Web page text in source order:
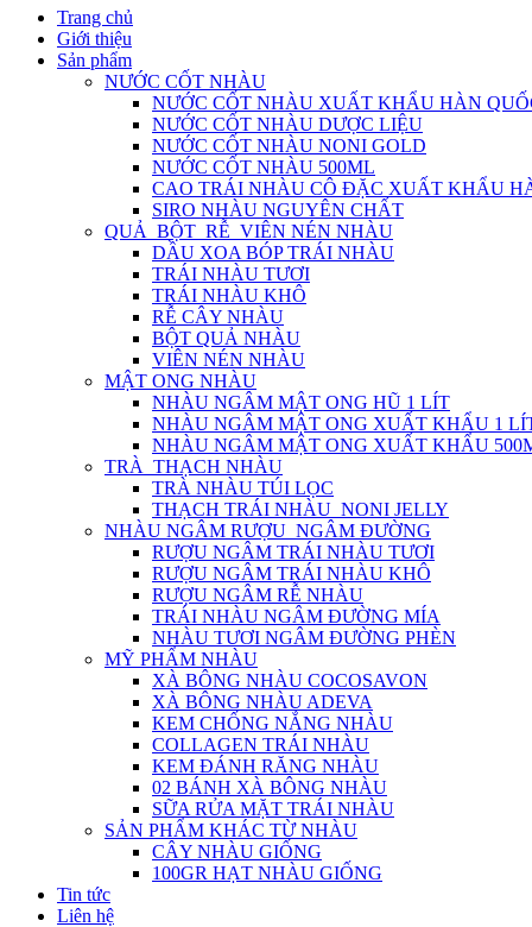
Trang chủ
Giới thiệu
Sản phẩm
NƯỚC CỐT NHÀU
NƯỚC CỐT NHÀU XUẤT KHẨU HÀN
NƯỚC CỐT NHÀU DƯỢC LIỆU
NƯỚC CỐT NHÀU NONI GOLD
NƯỚC CỐT NHÀU 500ML
CAO TRÁI NHÀU CÔ ĐẶC XUẤT KHẨU
SIRO NHÀU NGUYÊN CHẤT
QUẢ_BỘT_RỄ_VIÊN NÉN NHÀU
DẦU XOA BÓP TRÁI NHÀU
TRÁI NHÀU TƯƠI
TRÁI NHÀU KHÔ
RỄ CÂY NHÀU
BỘT QUẢ NHÀU
VIÊN NÉN NHÀU
MẬT ONG NHÀU
NHÀU NGÂM MẬT ONG HŨ 1 LÍT
NHÀU NGÂM MẬT ONG XUẤT KHẨU 1
NHÀU NGÂM MẬT ONG XUẤT KHẨU
TRÀ_THẠCH NHÀU
TRÀ NHÀU TÚI LỌC
THẠCH TRÁI NHÀU_NONI JELLY
NHÀU NGÂM RƯỢU_NGÂM ĐƯỜNG
RƯỢU NGÂM TRÁI NHÀU TƯƠI
RƯỢU NGÂM TRÁI NHÀU KHÔ
RƯỢU NGÂM RỄ NHÀU
TRÁI NHÀU NGÂM ĐƯỜNG MÍA
NHÀU TƯƠI NGÂM ĐƯỜNG PHÈN
MỸ PHẨM NHÀU
XÀ BÔNG NHÀU COCOSAVON
XÀ BÔNG NHÀU ADEVA
KEM CHỐNG NẮNG NHÀU
COLLAGEN TRÁI NHÀU
KEM ĐÁNH RĂNG NHÀU
02 BÁNH XÀ BÔNG NHÀU
SỮA RỬA MẶT TRÁI NHÀU
SẢN PHẨM KHÁC TỪ NHÀU
CÂY NHÀU GIỐNG
100GR HẠT NHÀU GIỐNG
Tin tức
Liên hệ